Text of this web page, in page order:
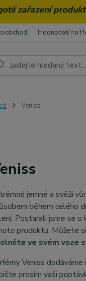
zařazení
Hodnocení na
Veniss
jemné a svěží
během celého
Postarali jsme se o
produktu. Můžete
ve svém voze
Veniss dodáváme
prosím vaši